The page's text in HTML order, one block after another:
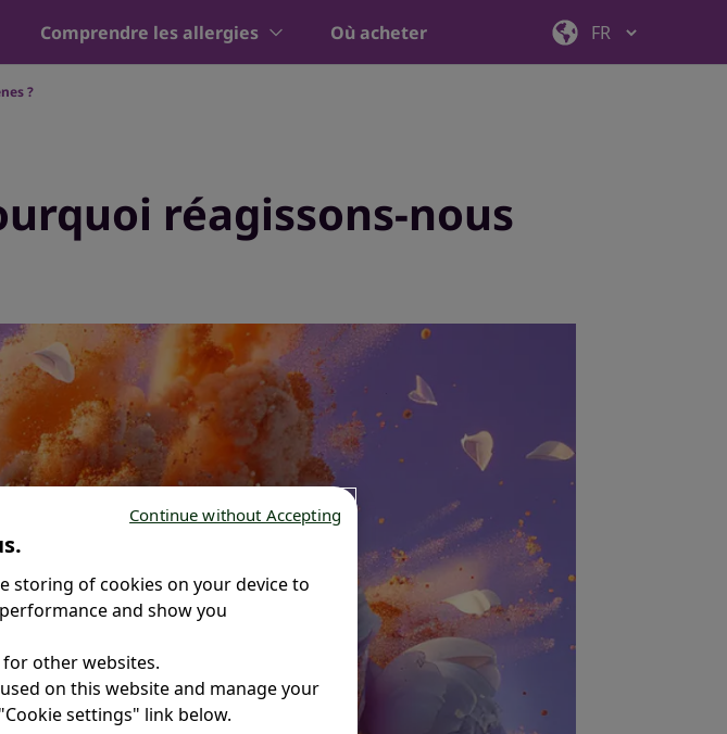
Comprendre les allergies Où acheter
?
réagissons-nous
storing of cookies on your device to
and show you
for other websites.
on this website and manage your
settings" link below.
Continue without Accepting